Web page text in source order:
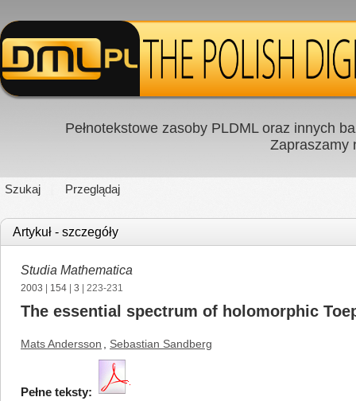
Pełnotekstowe zasoby PLDML oraz innych
Zapraszamy
Szukaj Przeglądaj
Artykuł - szczegóły
Studia Mathematica
2003 154 3 | 223-231
The essential spectrum of holomorphic
Mats Andersson Sebastian Sandberg
Pełne teksty: